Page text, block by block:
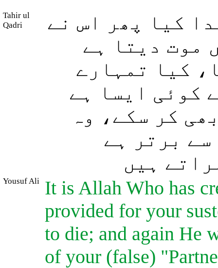
Tahir ul
Qadri
کیا پھر اس نے
موت دیتا ہے
کیا تمہارے
کوئی ایسا ہے
کر سکے، وہ
برتر ہے
ہیں
Yousuf Ali
It is Allah Who has
provided for your
to die; and again He
of your (false)